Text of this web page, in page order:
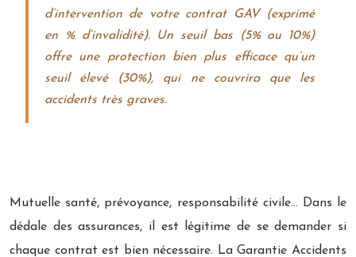
d’intervention de votre contrat GAV (exprimé
en % d’invalidité). Un seuil bas (5% ou 10%)
offre une protection bien plus efficace qu’un
seuil élevé (30%), qui ne couvrira que les
accidents très graves.
Mutuelle santé, prévoyance, responsabilité civile… Dans le
dédale des assurances, il est légitime de se demander si
chaque contrat est bien nécessaire. La Garantie Accidents